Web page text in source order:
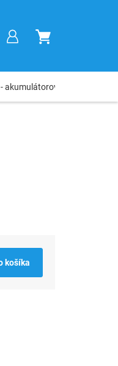
NÁKUPNÝ
akumulátorové, elektro,
košíka